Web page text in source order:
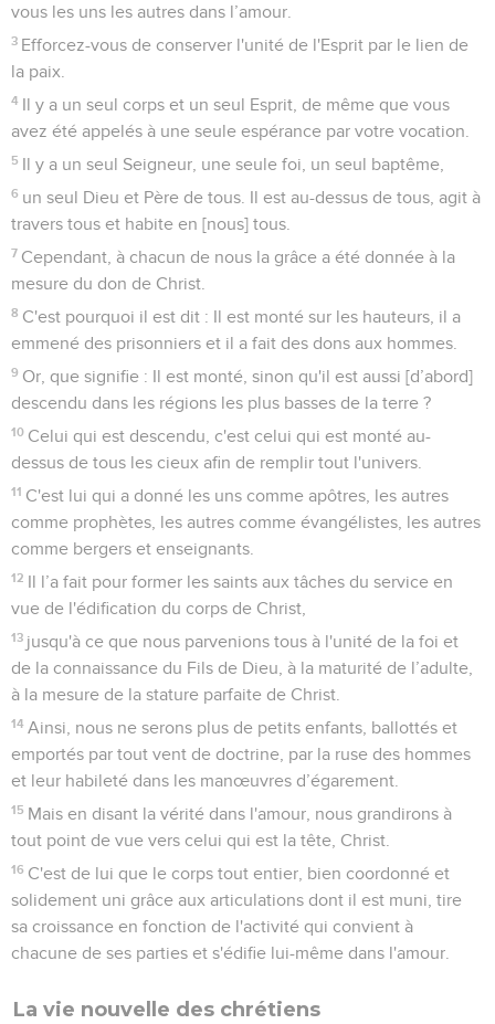
vous les uns les autres dans l’amour.
3 Efforcez-vous de conserver l'unité de l'Esprit par le lien de
la paix.
4 Il y a un seul corps et un seul Esprit, de même que vous
avez été appelés à une seule espérance par votre vocation.
5 Il y a un seul Seigneur, une seule foi, un seul baptême,
6 un seul Dieu et Père de tous. Il est au-dessus de tous, agit à
travers tous et habite en [nous] tous.
7 Cependant, à chacun de nous la grâce a été donnée à la
mesure du don de Christ.
8 C'est pourquoi il est dit : Il est monté sur les hauteurs, il a
emmené des prisonniers et il a fait des dons aux hommes.
9 Or, que signifie : Il est monté, sinon qu'il est aussi [d’abord]
descendu dans les régions les plus basses de la terre ?
10 Celui qui est descendu, c'est celui qui est monté au-
dessus de tous les cieux afin de remplir tout l'univers.
11 C'est lui qui a donné les uns comme apôtres, les autres
comme prophètes, les autres comme évangélistes, les autres
comme bergers et enseignants.
12 Il l’a fait pour former les saints aux tâches du service en
vue de l'édification du corps de Christ,
13 jusqu'à ce que nous parvenions tous à l'unité de la foi et
de la connaissance du Fils de Dieu, à la maturité de l’adulte,
à la mesure de la stature parfaite de Christ.
14 Ainsi, nous ne serons plus de petits enfants, ballottés et
emportés par tout vent de doctrine, par la ruse des hommes
et leur habileté dans les manœuvres d’égarement.
15 Mais en disant la vérité dans l'amour, nous grandirons à
tout point de vue vers celui qui est la tête, Christ.
16 C'est de lui que le corps tout entier, bien coordonné et
solidement uni grâce aux articulations dont il est muni, tire
sa croissance en fonction de l'activité qui convient à
chacune de ses parties et s'édifie lui-même dans l'amour.
La vie nouvelle des chrétiens